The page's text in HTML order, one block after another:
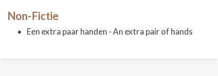
Non-Fictie
Een extra paar handen - An extra pair of hands